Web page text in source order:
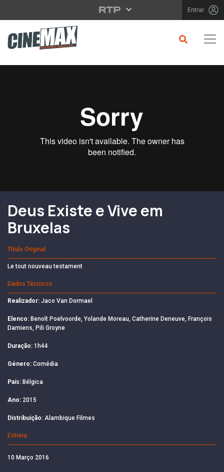
Saltar para o conteúdo principal Entrar
Filme em Cartaz
Deus Existe e Vive em
Bruxelas
Título Original
Le tout nouveau testament
Dados Técnicos
Realizador: Jaco Van Dormael
Elenco: Benoît Poelvoorde, Yolande Moreau, Catherine Deneuve, François
Damiens, Pili Groyne
Duração: 1h44
Género: Comédia
País: Bélgica
Ano: 2015
Distribuição: Alambique Filmes
Estreia
10 Março 2016